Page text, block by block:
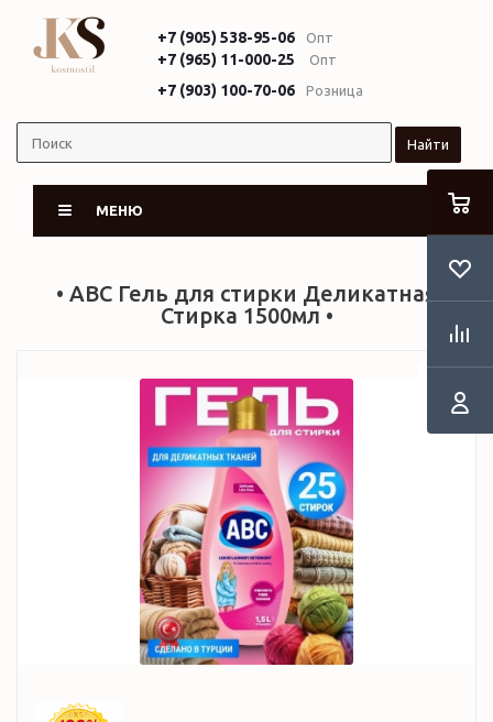
+7 (905) 538-95-06 Опт
+7 (965) 11-000-25 Опт
+7 (903) 100-70-06 Розница
Найти
МЕНЮ
• ABC Гель для стирки Деликатная
Стирка 1500мл •